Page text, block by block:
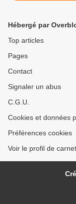
Hébergé par
Top articles
Pages
Contact
Signaler un abus
C.G.U.
Cookies et données
Préférences cookies
Voir le profil de